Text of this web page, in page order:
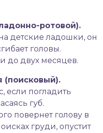
ротовой).
детские ладошки, он
головы.
до двух месяцев.
если погладить
губ.
повернет голову в
груди, опустит